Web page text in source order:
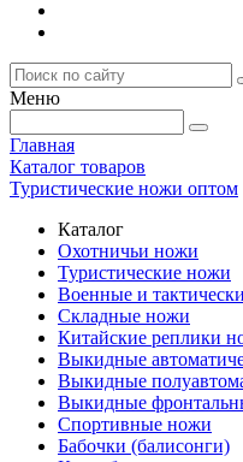
Меню
Главная
Каталог товаров
Туристические ножи оптом
Каталог
Охотничьи ножи
Туристические ножи
Военные и
Складные ножи
Китайские реплики
Выкидные
Выкидные
Выкидные
Спортивные ножи
Бабочки (балисонги)